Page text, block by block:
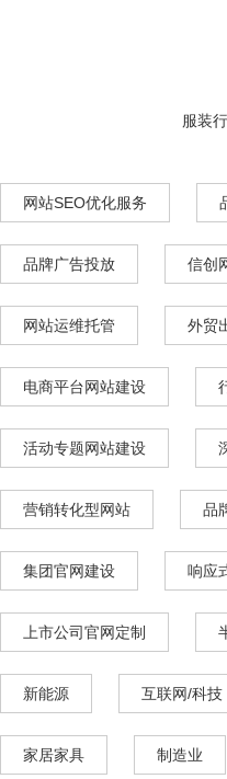
服装
网站SEO优化服务
品牌广告投放 信创
网站运维托管 外贸
电商平台网站建设
活动专题网站建设
营销转化型网站 品
集团官网建设 响应
上市公司官网定制
新能源 互联网/科技
家居家具 制造业